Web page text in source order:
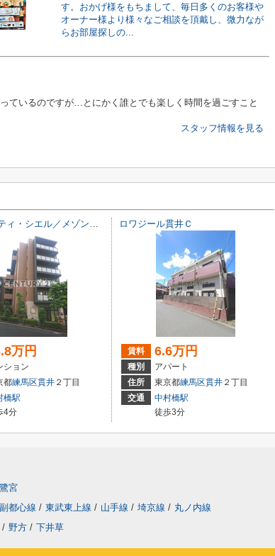
す。おかげ様をもちまして、毎日多くのお客様や
オーナー様より様々なご相談を頂戴し、微力なが
らお部屋探しの...
ているのですが…とにかく誰とでも楽しく時間を過ごすこと
スタッフ情報を見る
万円
ション
都練馬区貫井 ２丁目
橋駅
4分
ロワジール貫井Ｃ
賃料 6.6万円
種別
アパート
住所
東京都練馬区貫井 ２丁目
交通
中村橋駅
徒歩3分
鷺宮
副都心線 / 東武東上線 / 山手線 / 埼京線 / 丸ノ内線
/ 野方 / 下井草